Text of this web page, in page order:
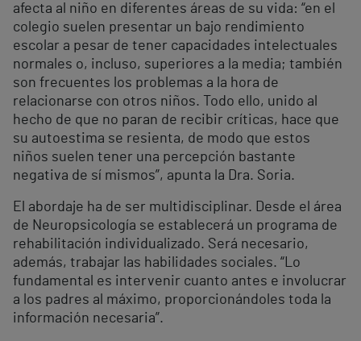
afecta al niño en diferentes áreas de su vida: “en el
colegio suelen presentar un bajo rendimiento
escolar a pesar de tener capacidades intelectuales
normales o, incluso, superiores a la media; también
son frecuentes los problemas a la hora de
relacionarse con otros niños. Todo ello, unido al
hecho de que no paran de recibir críticas, hace que
su autoestima se resienta, de modo que estos
niños suelen tener una percepción bastante
negativa de sí mismos”, apunta la Dra. Soria.
El abordaje ha de ser multidisciplinar. Desde el área
de Neuropsicología se establecerá un programa de
rehabilitación individualizado. Será necesario,
además, trabajar las habilidades sociales. “Lo
fundamental es intervenir cuanto antes e involucrar
a los padres al máximo, proporcionándoles toda la
información necesaria”.